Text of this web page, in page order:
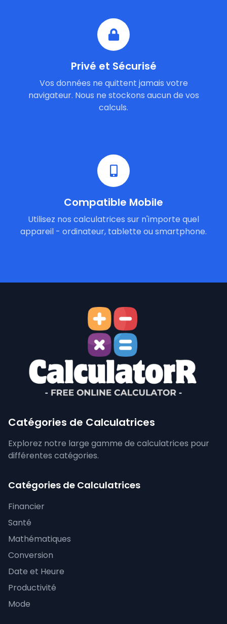
Privé et Sécurisé
Vos données ne quittent jamais votre
navigateur. Nous ne stockons aucun de vos
calculs.
Compatible Mobile
Utilisez nos calculatrices sur n'importe quel
appareil - ordinateur, tablette ou smartphone.
Catégories de Calculatrices
Explorez notre large gamme de calculatrices pour
différentes catégories.
Catégories de Calculatrices
Financier
Santé
Mathématiques
Conversion
Date et Heure
Productivité
Mode